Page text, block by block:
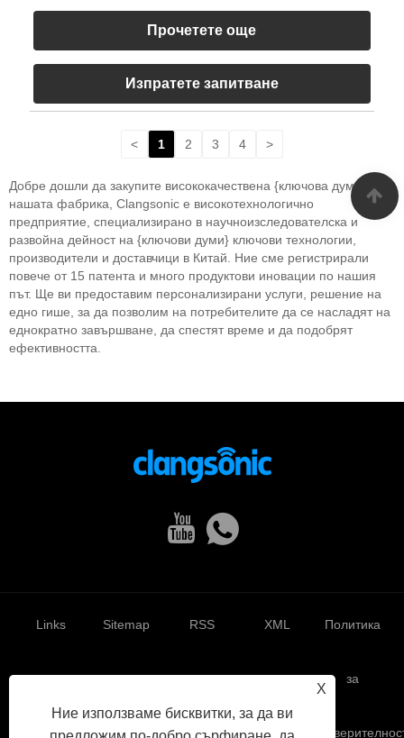
Прочетете още
Изпратете запитване
< 1 2 3 4 >
Добре дошли да закупите висококачествена {ключова дума} от
нашата фабрика, Clangsonic е високотехнологично
предприятие, специализирано в научноизследователска и
развойна дейност на {ключови думи} ключови технологии,
производители и доставчици в Китай. Ние сме регистрирали
повече от 15 патента и много продуктови иновации по нашия
път. Ще ви предоставим персонализирани услуги, решение на
едно гише, за да позволим на потребителите да се насладят на
еднократно завършване, да спестят време и да подобрят
ефективността.
X
Ние използваме бисквитки, за да ви
Links Sitemap RSS XML Политика
за